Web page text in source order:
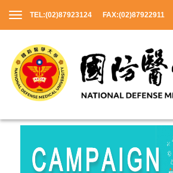
TEL:(02)87923124 FAX:(02)87922911